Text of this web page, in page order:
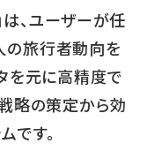
は、ユーザーが任
の旅行者動向を
を元に高精度で
略の策定から効
です。